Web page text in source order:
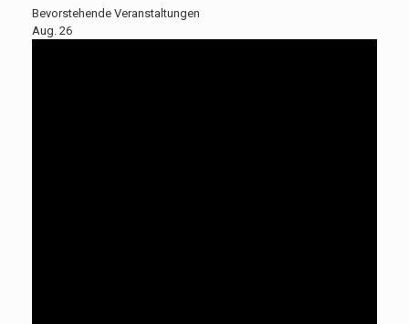
Bevorstehende Veranstaltungen
Aug. 26